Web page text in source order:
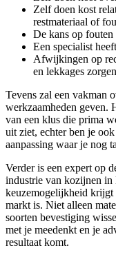
Zelf doen kost
restmateriaal of
De kans op fouten
Een specialist
Afwijkingen op
en lekkages zorgen
Tevens zal een vakman
werkzaamheden geven.
van een klus die prima
uit ziet, echter ben je
aanpassing waar je nog
Verder is een expert op
industrie van kozijnen in
keuzemogelijkheid krijgt
markt is. Niet alleen
soorten bevestiging
met je meedenkt en je
resultaat komt.